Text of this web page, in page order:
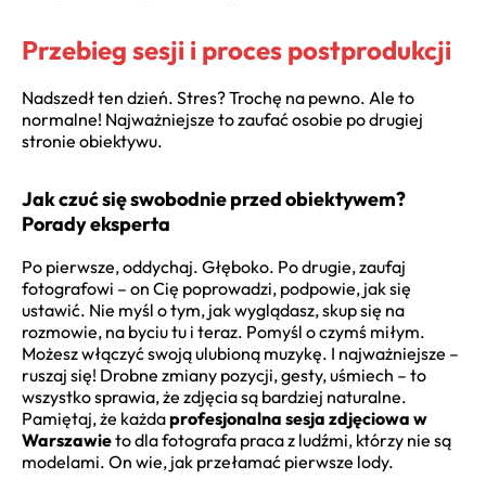
Przebieg sesji i proces postprodukcji
Nadszedł ten dzień. Stres? Trochę na pewno. Ale to
normalne! Najważniejsze to zaufać osobie po drugiej
stronie obiektywu.
Jak czuć się swobodnie przed obiektywem?
Porady eksperta
Po pierwsze, oddychaj. Głęboko. Po drugie, zaufaj
fotografowi – on Cię poprowadzi, podpowie, jak się
ustawić. Nie myśl o tym, jak wyglądasz, skup się na
rozmowie, na byciu tu i teraz. Pomyśl o czymś miłym.
Możesz włączyć swoją ulubioną muzykę. I najważniejsze –
ruszaj się! Drobne zmiany pozycji, gesty, uśmiech – to
wszystko sprawia, że zdjęcia są bardziej naturalne.
Pamiętaj, że każdaprofesjonalna sesja zdjęciowa w
Warszawieto dla fotografa praca z ludźmi, którzy nie są
modelami. On wie, jak przełamać pierwsze lody.